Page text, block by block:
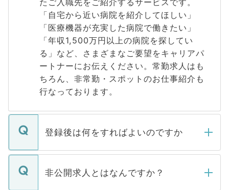
たご入職先をご紹介するサービスです。
「自宅から近い病院を紹介してほしい」
「医療機器が充実した病院で働きたい」
「年収1,500万円以上の病院を探してい
る」など、さまざまなご要望をキャリアパ
ートナーにお伝えください。常勤求人はも
ちろん、非常勤・スポットのお仕事紹介も
行なっております。
登録後は何をすればよいのですか
ご登録いただきましたら、弊社担当者がご
登録内容を確認し、その後メールもしくは
非公開求人とはなんですか？